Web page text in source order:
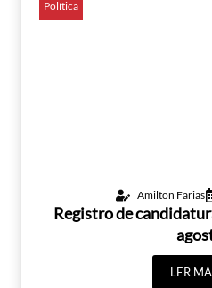
Política
Amilton Farias
Registro de
LER